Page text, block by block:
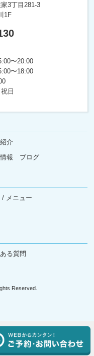
3丁目281-3
1F
〜20:00
〜18:00
日
介
報 ブログ
/ メニュー
る質問
Reserved.